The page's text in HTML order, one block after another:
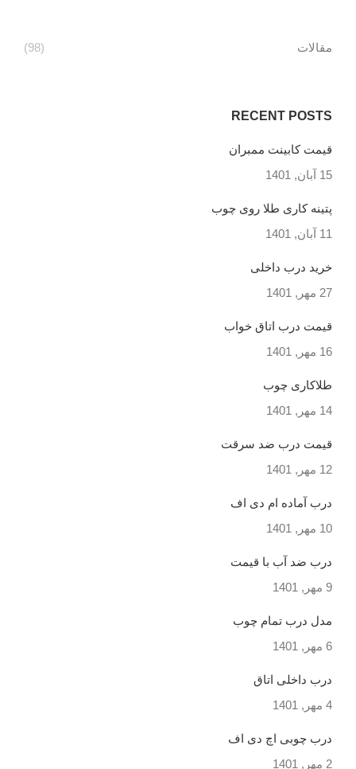
مقالات (98)
RECENT POSTS
قیمت کابینت ممبران
15 آبان, 1401
پتینه کاری طلا روی چوب
11 آبان, 1401
خرید درب داخلی
27 مهر, 1401
قیمت درب اتاق خواب
16 مهر, 1401
طلاکاری چوب
14 مهر, 1401
قیمت درب ضد سرقت
12 مهر, 1401
درب آماده ام دی اف
10 مهر, 1401
درب ضد آب با قیمت
9 مهر, 1401
مدل درب تمام چوب
6 مهر, 1401
درب داخلی اتاق
4 مهر, 1401
درب چوبی اچ دی اف
2 مهر, 1401